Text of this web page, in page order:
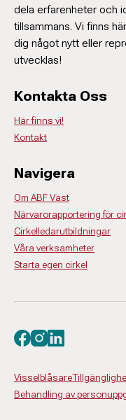
Mimmi Täng
073-239 00 70
dela erfarenheter och
tillsammans. Vi finns
dig något nytt eller
utvecklas!
Kontakta Oss
Här finns vi!
Kontakt
Navigera
Om ABF Väst
Närvarorapportering för
Cirkelledarutbildningar
Våra verksamheter
Starta egen cirkel
Visselblåsare
Behandling av
Besök oss på facebook
Besök oss på
Besök oss på